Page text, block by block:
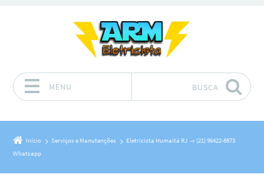
MENU BUSCA
Início Serviços e Manutenções
Eletricista Humaitá RJ → (21) 96422-8873
Whatsapp